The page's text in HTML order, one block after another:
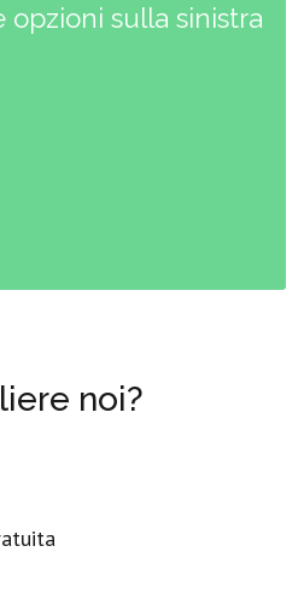
opzioni sulla sinistra
noi?